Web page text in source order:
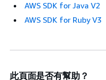
AWS SDK for Java V2
AWS SDK for Ruby V3
此頁面是否有幫助？